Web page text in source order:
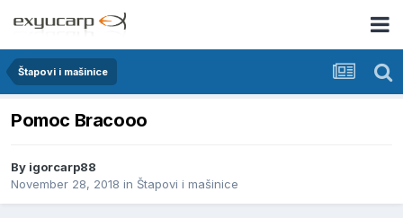
Štapovi i mašinice
Pomoc Bracooo
By igorcarp88
November 28, 2018 in Štapovi i mašinice